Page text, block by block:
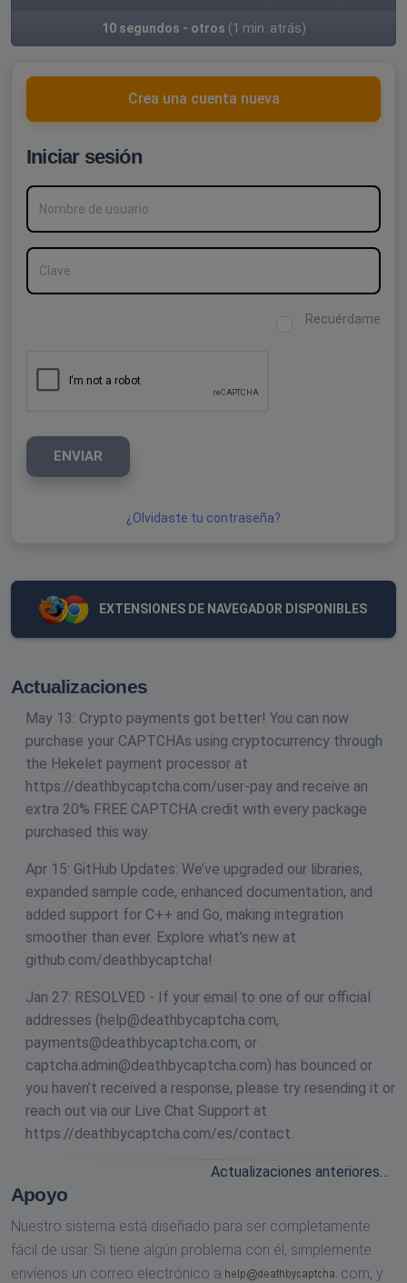
10 segundos - otros (1 min. atrás)
Crea una cuenta nueva
Iniciar sesión
Nombre de usuario
Clave
Recuérdame
ENVIAR
¿Olvidaste tu contraseña?
EXTENSIONES DE NAVEGADOR DISPONIBLES
Actualizaciones
May 13: Crypto payments got better! You can now
purchase your CAPTCHAs using cryptocurrency through
the Hekelet payment processor at
https://deathbycaptcha.com/user-pay and receive an
extra 20% FREE CAPTCHA credit with every package
purchased this way.
Apr 15: GitHub Updates: We’ve upgraded our libraries,
expanded sample code, enhanced documentation, and
added support for C++ and Go, making integration
smoother than ever. Explore what’s new at
github.com/deathbycaptcha!
Jan 27: RESOLVED - If your email to one of our official
addresses (help@deathbycaptcha.com,
payments@deathbycaptcha.com, or
captcha.admin@deathbycaptcha.com) has bounced or
you haven’t received a response, please try resending it or
reach out via our Live Chat Support at
https://deathbycaptcha.com/es/contact.
Actualizaciones anteriores…
Apoyo
Nuestro sistema está diseñado para ser completamente
fácil de usar. Si tiene algún problema con él, simplemente
envíenos un correo electrónico a
com, y